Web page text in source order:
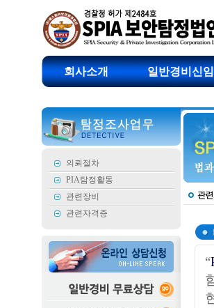
회사소개 일반경비신
의뢰절차
PIA탐정활동
관련장비
관련자격증
“